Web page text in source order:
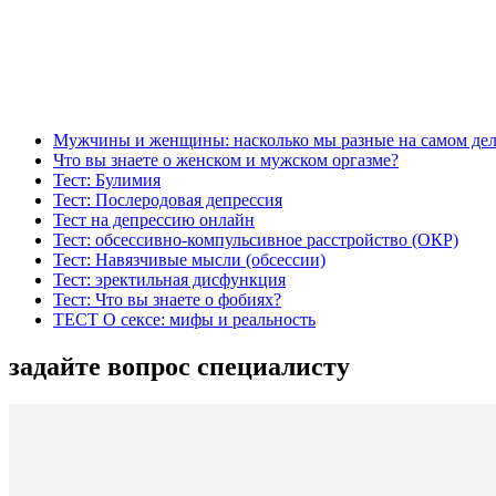
Мужчины и женщины: насколько мы разные на самом
Что вы знаете о женском и мужском оргазме?
Тест: Булимия
Тест: Послеродовая депрессия
Тест на депрессию онлайн
Тест: обсессивно-компульсивное расстройство (ОКР)
Тест: Навязчивые мысли (обсессии)
Тест: эректильная дисфункция
Тест: Что вы знаете о фобиях?
ТЕСТ О сексе: мифы и реальность
задайте вопрос специалисту